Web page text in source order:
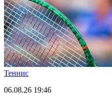
Теннис
06.08.26 19:46